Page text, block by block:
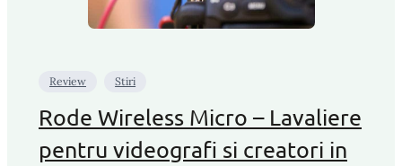
Review Stiri
Rode Wireless Micro – Lavaliere
pentru videografi si creatori in